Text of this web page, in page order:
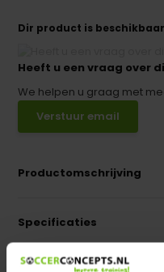
Dir product is
Heeft u een vraag over
We helpen u graag met
Verstuur email
Productomschrijving
Specificaties